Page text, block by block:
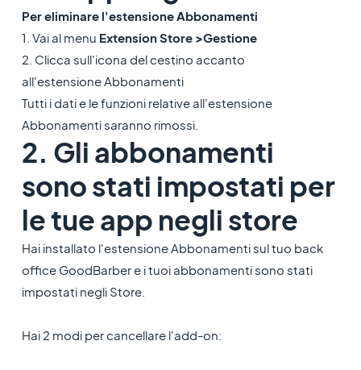
Per eliminare l'estensione Abbonamenti
1. Vai al menu Extension Store >Gestione
2. Clicca sull'icona del cestino accanto
all'estensione Abbonamenti
Tutti i dati e le funzioni relative all'estensione
Abbonamenti saranno rimossi.
2. Gli abbonamenti
sono stati impostati per
le tue app negli store
Hai installato l'estensione Abbonamenti sul tuo back
office GoodBarber e i tuoi abbonamenti sono stati
impostati negli Store.
Hai 2 modi per cancellare l'add-on: